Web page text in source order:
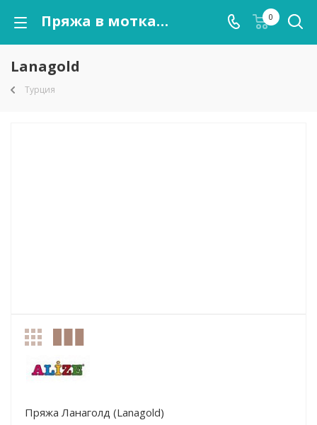
Пряжа в мотках Lanagold оптом от kutnor.ru 0
Lanagold
Турция
Пряжа Ланаголд (Lanagold)